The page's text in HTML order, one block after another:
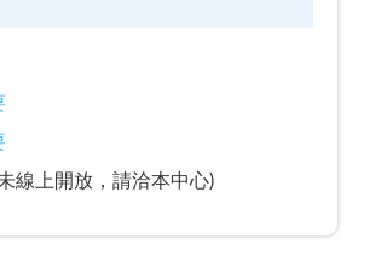
線上開放，請洽本中心)